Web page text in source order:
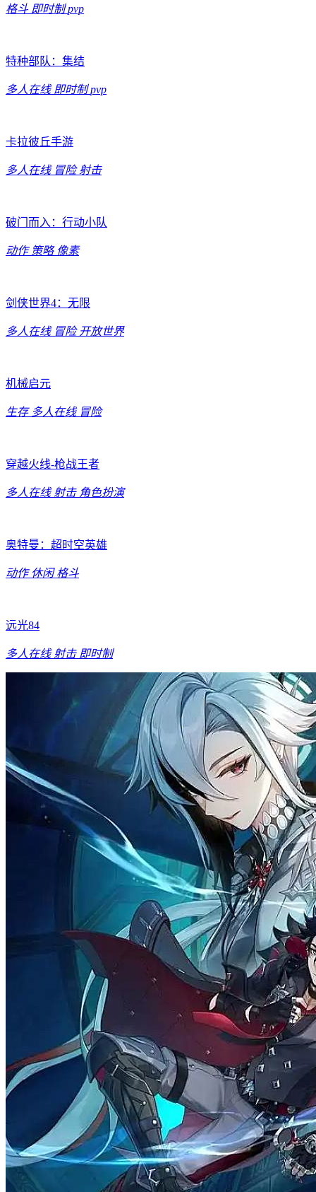
格斗 即时制 pvp
特种部队：集结
多人在线 即时制 pvp
卡拉彼丘手游
多人在线 冒险 射击
破门而入：行动小队
动作 策略 像素
剑侠世界4：无限
多人在线 冒险 开放世界
机械启元
生存 多人在线 冒险
穿越火线-枪战王者
多人在线 射击 角色扮演
奥特曼：超时空英雄
动作 休闲 格斗
远光84
多人在线 射击 即时制